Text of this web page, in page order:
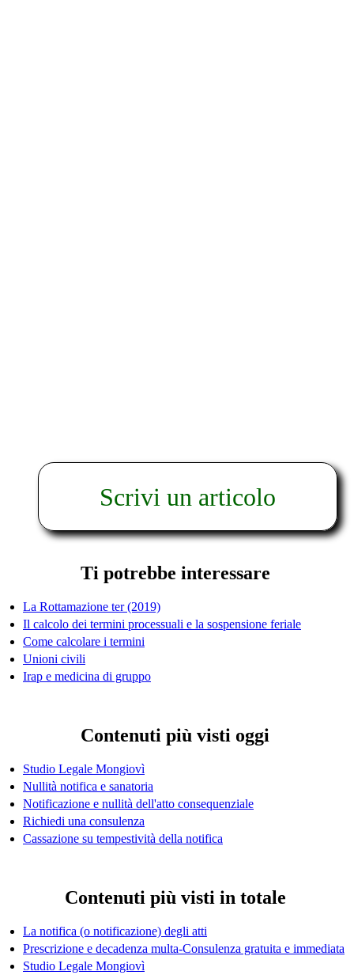
Scrivi un articolo
Ti potrebbe interessare
La Rottamazione ter (2019)
Il calcolo dei termini processuali e la sospensione feriale
Come calcolare i termini
Unioni civili
Irap e medicina di gruppo
Contenuti più visti oggi
Studio Legale Mongiovì
Nullità notifica e sanatoria
Notificazione e nullità dell'atto consequenziale
Richiedi una consulenza
Cassazione su tempestività della notifica
Contenuti più visti in totale
La notifica (o notificazione) degli atti
Prescrizione e decadenza multa-Consulenza gratuita e immediata
Studio Legale Mongiovì